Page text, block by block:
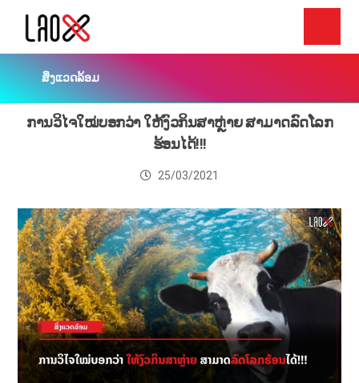
ສິ່ງແວດລ້ອມ
ການວິໄຈໃໝ່ບອກວ່າ ໃຫ້ງົວກິນສາຫຼ່າຍ ສາມາດລົດໂລກ
ຮ້ອນໄດ້!!!
25/03/2021